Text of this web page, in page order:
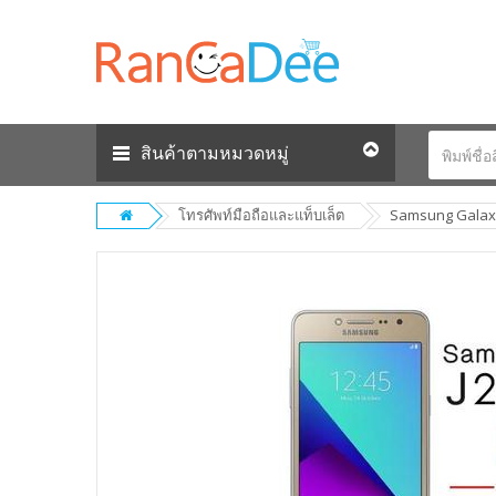
สินค้าตามหมวดหมู่
โทรศัพท์มือถือและแท็บเล็ต Samsung